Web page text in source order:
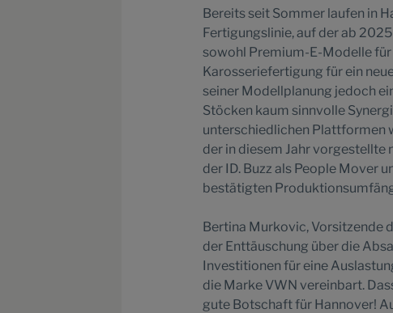
Bereits seit Sommer laufen in
Fertigungslinie, auf der ab
sowohl Premium-E-Modelle für
Karosseriefertigung für ein
seiner Modellplanung jedoch
Stöcken kaum sinnvolle
unterschiedlichen Plattformen
der in diesem Jahr vorgestellte
der ID. Buzz als People Mover
bestätigten
Bertina Murkovic, Vorsitzende
der Enttäuschung über die
Investitionen für eine
die Marke VWN vereinbart.
gute Botschaft für Hannover!